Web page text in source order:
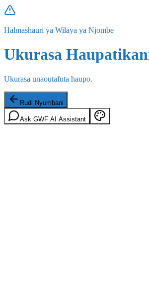
Halmashauri ya Wilaya ya Njombe
Ukurasa
Ukurasa unaoutafuta haupo.
Rudi Nyumbani
Ask GWF AI Assistant